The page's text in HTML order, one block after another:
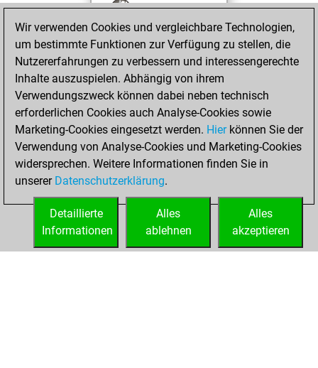
You won
against Fritz
Fritz
You achieved a
BeautyScore of 35
You achieved a
new Elo of 1670
Samstag, Mai 22,
2021
You created
your Fritz account
Wir verwenden Cookies und vergleichbare Technologien,
um bestimmte Funktionen zur Verfügung zu stellen, die
Nutzererfahrungen zu verbessern und interessengerechte
Inhalte auszuspielen. Abhängig von ihrem
Verwendungszweck können dabei neben technisch
erforderlichen Cookies auch Analyse-Cookies sowie
Marketing-Cookies eingesetzt werden. Hierkönnen Sie der
Verwendung von Analyse-Cookies und Marketing-Cookies
widersprechen. Weitere Informationen finden Sie in
unserer Datenschutzerklärung.
Alles
akzeptieren
Alles
ablehnen
Detaillierte
Informationen